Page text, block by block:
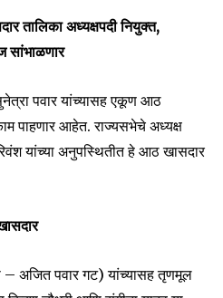
your inbox. Your information is
75
तालिका अध्यक्षपदी नियुक्त,
सांभाळणार
पवार यांच्यासह एकूण आठ
पाहणार आहेत. राज्यसभेचे अध्यक्ष
यांच्या अनुपस्थितीत हे आठ खासदार
– अजित पवार गट) यांच्यासह तृणमूल